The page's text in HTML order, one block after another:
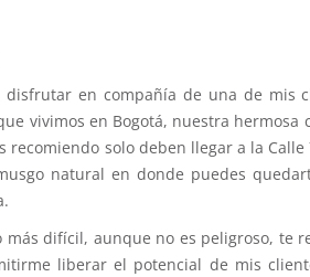
disfrutar en compañía de una de
vivimos en Bogotá, nuestra
recomiendo solo deben llegar a la
natural en donde puedes
difícil, aunque no es peligroso, te
liberar el potencial de mis